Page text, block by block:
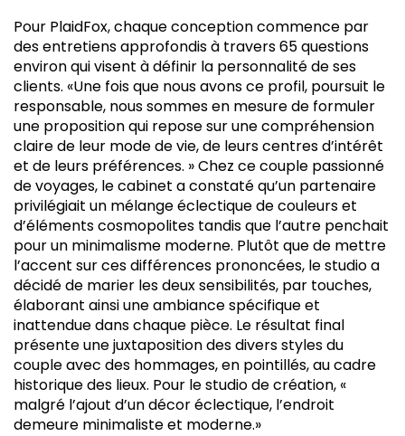
Pour PlaidFox, chaque conception commence par
des entretiens approfondis à travers 65 questions
environ qui visent à définir la personnalité de ses
clients. «Une fois que nous avons ce profil, poursuit le
responsable, nous sommes en mesure de formuler
une proposition qui repose sur une compréhension
claire de leur mode de vie, de leurs centres d’intérêt
et de leurs préférences. » Chez ce couple passionné
de voyages, le cabinet a constaté qu’un partenaire
privilégiait un mélange éclectique de couleurs et
d’éléments cosmopolites tandis que l’autre penchait
pour un minimalisme moderne. Plutôt que de mettre
l’accent sur ces différences prononcées, le studio a
décidé de marier les deux sensibilités, par touches,
élaborant ainsi une ambiance spécifique et
inattendue dans chaque pièce. Le résultat final
présente une juxtaposition des divers styles du
couple avec des hommages, en pointillés, au cadre
historique des lieux. Pour le studio de création, «
malgré l’ajout d’un décor éclectique, l’endroit
demeure minimaliste et moderne.»